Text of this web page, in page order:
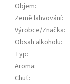
Objem:
Země lahvování:
Výrobce/Značka:
Obsah alkoholu:
Typ:
Aroma:
Chuť: